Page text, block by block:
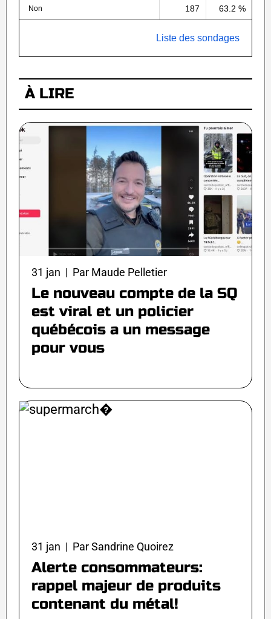
Non 187 63.2 %
Liste des sondages
À LIRE
31 jan | Par Maude Pelletier
Le nouveau compte de la SQ
est viral et un policier
québécois a un message
pour vous
31 jan | Par Sandrine Quoirez
Alerte consommateurs:
rappel majeur de produits
contenant du métal!